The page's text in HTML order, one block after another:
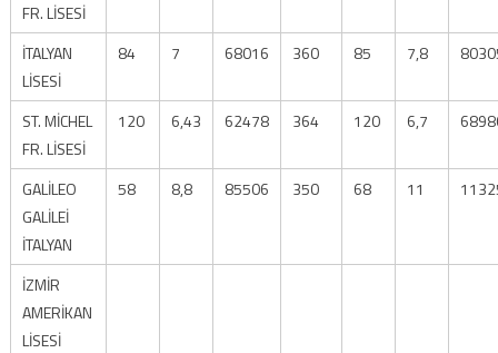
FR. LİSESİ
İTALYAN
LİSESİ
84 7 68016 360 85 7,8
ST. MİCHEL
FR. LİSESİ
120 6,43 62478 364 120 6,7
GALİLEO
GALİLEİ
İTALYAN
58 8,8 85506 350 68 11
İZMİR
AMERİKAN
LİSESİ